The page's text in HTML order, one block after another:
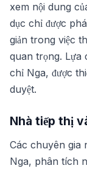
xem nội dung
dục chỉ được
giản trong việc
quan trọng. Lựa
chỉ Nga, được
duyệt.
Nhà tiếp thị
Các chuyên gia
Nga, phân tích